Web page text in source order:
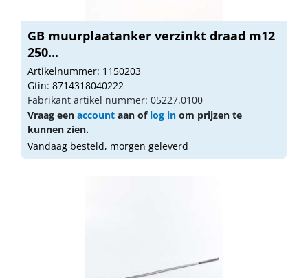
GB muurplaatanker verzinkt draad m12
250...
Artikelnummer: 1150203
Gtin: 8714318040222
Fabrikant artikel nummer: 05227.0100
Vraag een account aan of log in om prijzen te
kunnen zien.
Vandaag besteld, morgen geleverd